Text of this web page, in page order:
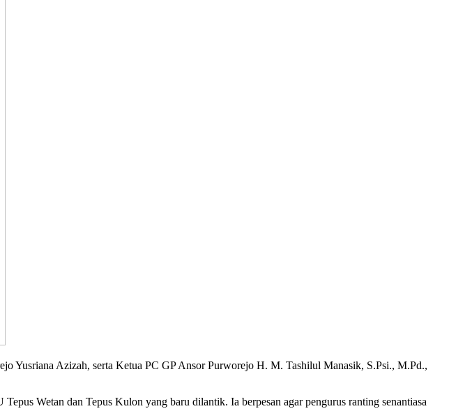
Azizah, serta Ketua PC GP Ansor Purworejo H. M. Tashilul Manasik, S.Psi., M.Pd.,
Wetan dan Tepus Kulon yang baru dilantik. Ia berpesan agar pengurus ranting senantiasa